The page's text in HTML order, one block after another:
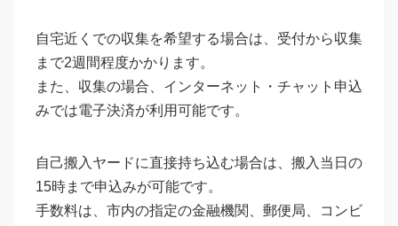
自宅近くでの収集を希望する場合は、受付から収集
まで2週間程度かかります。
また、収集の場合、インターネット・チャット申込
みでは電子決済が利用可能です。
自己搬入ヤードに直接持ち込む場合は、搬入当日の
15時まで申込みが可能です。
手数料は、市内の指定の金融機関、郵便局、コンビ